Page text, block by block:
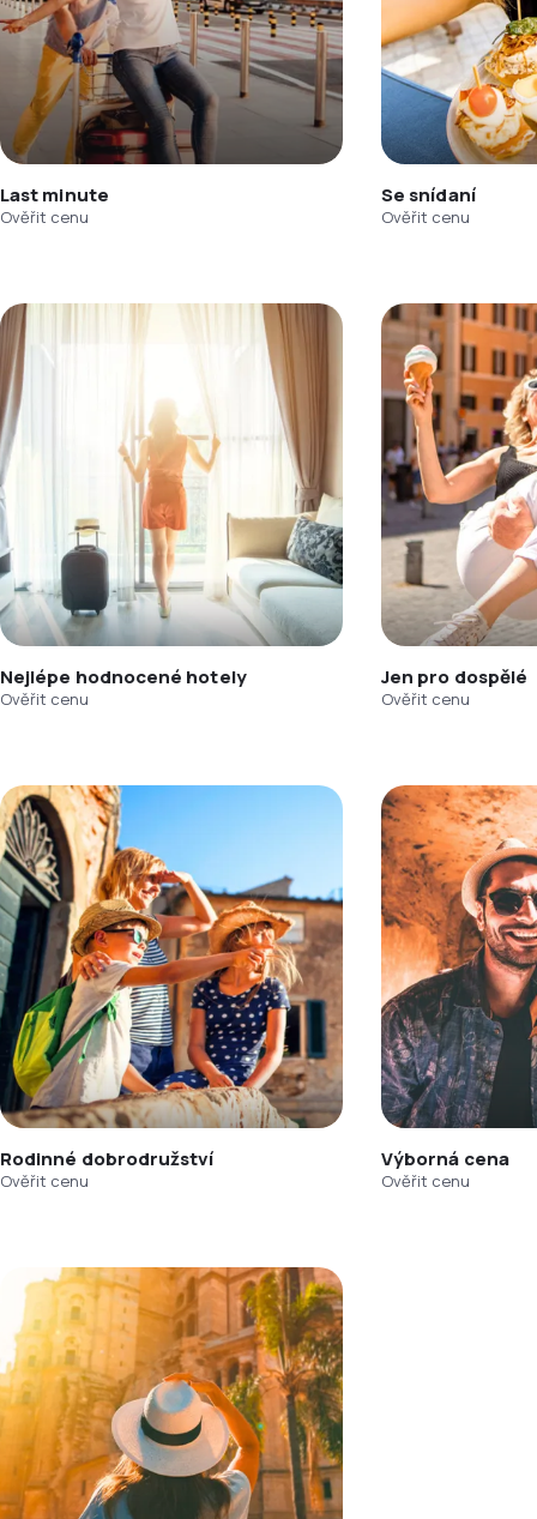
Last minute
Ověřit cenu
Se snídaní
Ověřit cenu
Nejlépe hodnocené hotely
Ověřit cenu
Jen pro dospělé
Ověřit cenu
Rodinné dobrodružství
Ověřit cenu
Výborná cena
Ověřit cenu